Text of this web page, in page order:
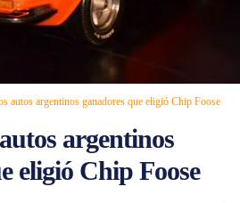
autos argentinos ganadores que eligió Chip Foose
argentinos
eligió Chip Foose